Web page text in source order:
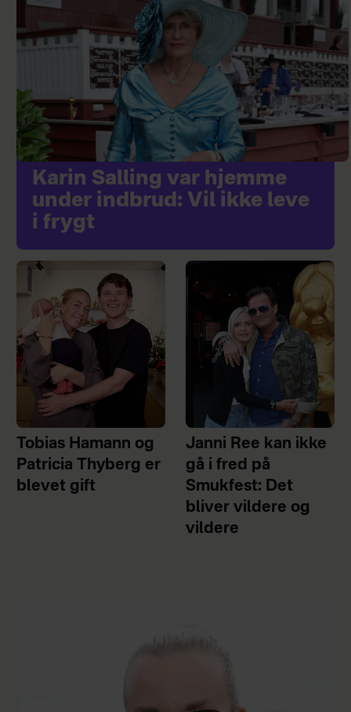
Karin Salling var hjemme
under indbrud: Vil ikke leve
i frygt
Tobias Hamann og
Patricia Thyberg er
blevet gift
Janni Ree kan ikke
gå i fred på
Smukfest: Det
bliver vildere og
vildere